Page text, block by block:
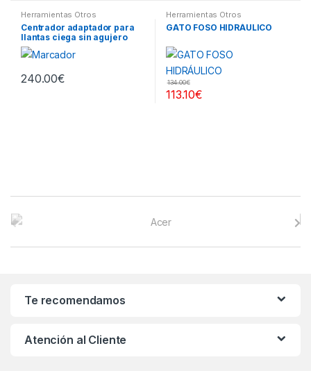
Herramientas Otros
Centrador adaptador para
llantas ciega sin agujero
central
240.00€
Herramientas Otros
GATO FOSO HIDRÁULICO
113.10€
134.00€
Te recomendamos
Atención al Cliente